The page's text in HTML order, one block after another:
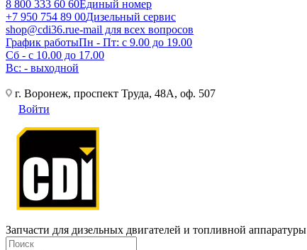
8 800 333 60 60Единый номер
+7 950 754 89 00Дизельный сервис
shop@cdi36.rue-mail для всех вопросов
График работыПн - Пт: с 9.00 до 19.00
Сб - с 10.00 до 17.00
Вс: - выходной
г. Воронеж, проспект Труда, 48А, оф. 507
Войти
Запчасти для дизельных двигателей и топливной аппаратуры